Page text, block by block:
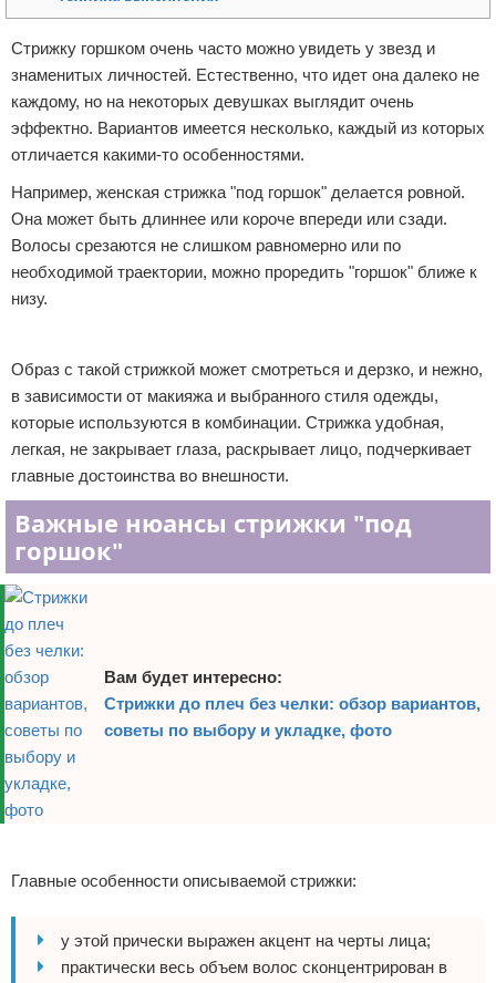
Макияж
СПА процедуры
Прически
Разное
Хирургия
Стрижку горшком очень часто можно увидеть у звезд и
знаменитых личностей. Естественно, что идет она далеко не
каждому, но на некоторых девушках выглядит очень
эффектно. Вариантов имеется несколько, каждый из которых
отличается какими-то особенностями.
Например, женская стрижка "под горшок" делается ровной.
Она может быть длиннее или короче впереди или сзади.
Волосы срезаются не слишком равномерно или по
необходимой траектории, можно проредить "горшок" ближе к
низу.
Образ с такой стрижкой может смотреться и дерзко, и нежно,
в зависимости от макияжа и выбранного стиля одежды,
которые используются в комбинации. Стрижка удобная,
легкая, не закрывает глаза, раскрывает лицо, подчеркивает
главные достоинства во внешности.
Важные нюансы стрижки "под
горшок"
Вам будет интересно:
Стрижки до плеч без челки: обзор вариантов,
советы по выбору и укладке, фото
Главные особенности описываемой стрижки:
у этой прически выражен акцент на черты лица;
практически весь объем волос сконцентрирован в